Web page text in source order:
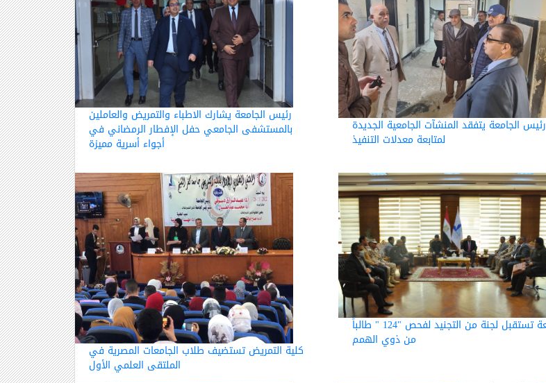
رئيس الجامعة يشارك الاطباء والتمريض والعاملين
بالمستشفى الجامعي حفل الإفطار الرمضاني في
أجواء أسرية مميزة
رئيس الجامعة يتفقد المنشآت الجامعية الجديدة
لمتابعة معدلات التنفيذ
كلية التمريض تستضيف طلاب الجامعات المصرية في
الملتقى العلمي الأول
الجامعة تستقبل لجنة من التجنيد لفحص "124 " طالباً
من ذوي الهمم